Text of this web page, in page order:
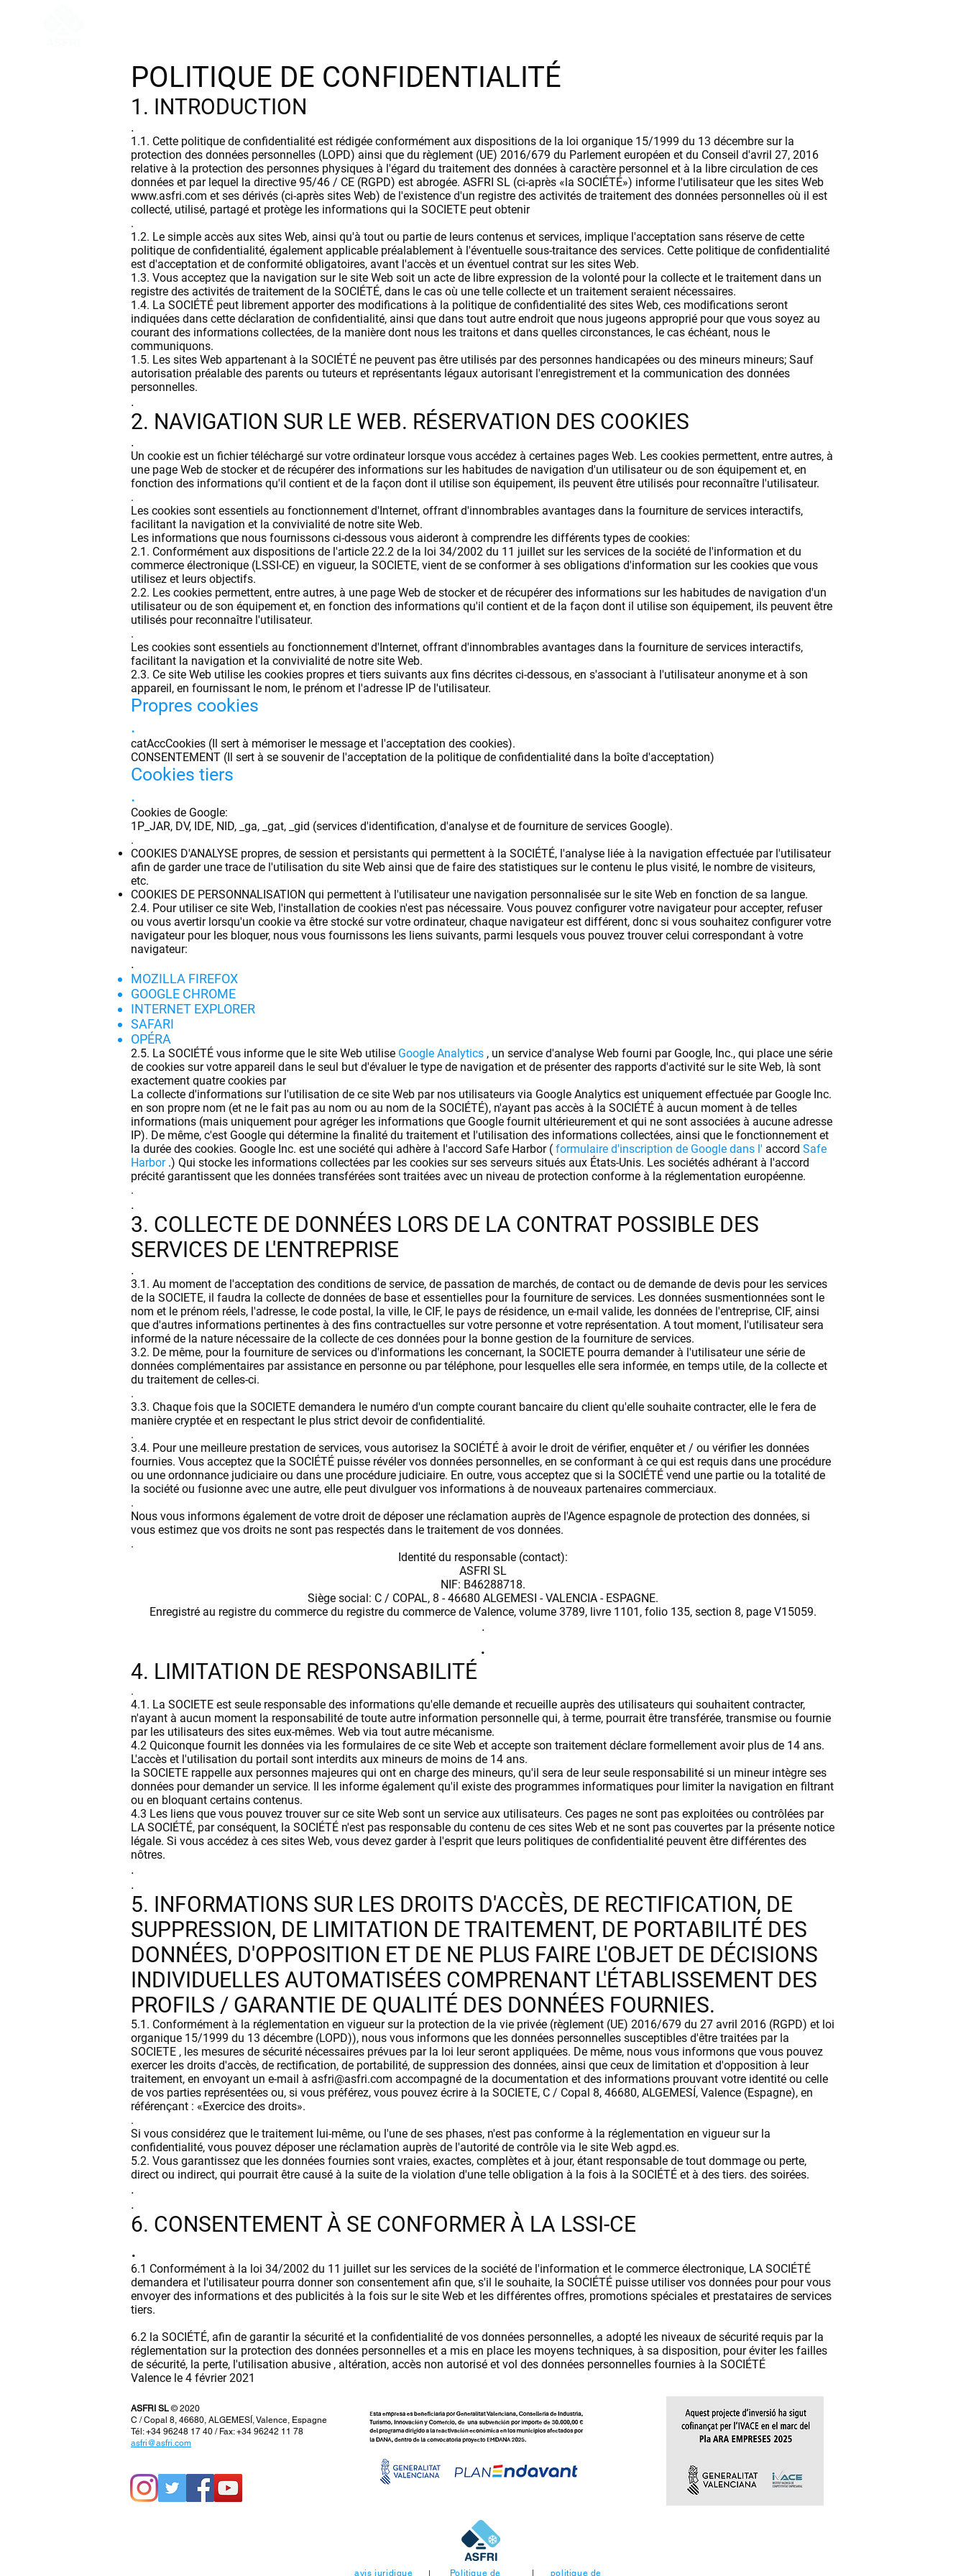
POLITIQUE DE CONFIDENTIALITÉ
1. INTRODUCTION
.
1.1. Cette politique de confidentialité est rédigée conformément aux dispositions de la loi organique 15/1999 du 13 décembre sur la
protection des données personnelles (LOPD) ainsi que du règlement (UE) 2016/679 du Parlement européen et du Conseil d'avril 27, 2016
relative à la protection des personnes physiques à l'égard du traitement des données à caractère personnel et à la libre circulation de ces
données et par lequel la directive 95/46 / CE (RGPD) est abrogée. ASFRI SL (ci-après «la SOCIÉTÉ») informe l'utilisateur que les sites Web
www.asfri.com et ses dérivés (ci-après sites Web) de l'existence d'un registre des activités de traitement des données personnelles où il est
collecté, utilisé, partagé et protège les informations qui la SOCIETE peut obtenir
.
1.2. Le simple accès aux sites Web, ainsi qu'à tout ou partie de leurs contenus et services, implique l'acceptation sans réserve de cette
politique de confidentialité, également applicable préalablement à l'éventuelle sous-traitance des services. Cette politique de confidentialité
est d'acceptation et de conformité obligatoires, avant l'accès et un éventuel contrat sur les sites Web.
1.3. Vous acceptez que la navigation sur le site Web soit un acte de libre expression de la volonté pour la collecte et le traitement dans un
registre des activités de traitement de la SOCIÉTÉ, dans le cas où une telle collecte et un traitement seraient nécessaires.
1.4. La SOCIÉTÉ peut librement apporter des modifications à la politique de confidentialité des sites Web, ces modifications seront
indiquées dans cette déclaration de confidentialité, ainsi que dans tout autre endroit que nous jugeons approprié pour que vous soyez au
courant des informations collectées, de la manière dont nous les traitons et dans quelles circonstances, le cas échéant, nous le
communiquons.
1.5. Les sites Web appartenant à la SOCIÉTÉ ne peuvent pas être utilisés par des personnes handicapées ou des mineurs mineurs; Sauf
autorisation préalable des parents ou tuteurs et représentants légaux autorisant l'enregistrement et la communication des données
personnelles.
.
2. NAVIGATION SUR LE WEB. RÉSERVATION DES COOKIES
.
Un cookie est un fichier téléchargé sur votre ordinateur lorsque vous accédez à certaines pages Web. Les cookies permettent, entre autres, à
une page Web de stocker et de récupérer des informations sur les habitudes de navigation d'un utilisateur ou de son équipement et, en
fonction des informations qu'il contient et de la façon dont il utilise son équipement, ils peuvent être utilisés pour reconnaître l'utilisateur.
.
Les cookies sont essentiels au fonctionnement d'Internet, offrant d'innombrables avantages dans la fourniture de services interactifs,
facilitant la navigation et la convivialité de notre site Web.
Les informations que nous fournissons ci-dessous vous aideront à comprendre les différents types de cookies:
2.1. Conformément aux dispositions de l'article 22.2 de la loi 34/2002 du 11 juillet sur les services de la société de l'information et du
commerce électronique (LSSI-CE) en vigueur, la SOCIETE, vient de se conformer à ses obligations d'information sur les cookies que vous
utilisez et leurs objectifs.
2.2. Les cookies permettent, entre autres, à une page Web de stocker et de récupérer des informations sur les habitudes de navigation d'un
utilisateur ou de son équipement et, en fonction des informations qu'il contient et de la façon dont il utilise son équipement, ils peuvent être
utilisés pour reconnaître l'utilisateur.
.
Les cookies sont essentiels au fonctionnement d'Internet, offrant d'innombrables avantages dans la fourniture de services interactifs,
facilitant la navigation et la convivialité de notre site Web.
2.3. Ce site Web utilise les cookies propres et tiers suivants aux fins décrites ci-dessous, en s'associant à l'utilisateur anonyme et à son
appareil, en fournissant le nom, le prénom et l'adresse IP de l'utilisateur.
Propres cookies
.
catAccCookies (Il sert à mémoriser le message et l'acceptation des cookies).
CONSENTEMENT (Il sert à se souvenir de l'acceptation de la politique de confidentialité dans la boîte d'acceptation)
Cookies tiers
.
Cookies de Google:
1P_JAR, DV, IDE, NID, _ga, _gat, _gid (services d'identification, d'analyse et de fourniture de services Google).
.
COOKIES D'ANALYSE propres, de session et persistants qui permettent à la SOCIÉTÉ, l'analyse liée à la navigation effectuée par l'utilisateur
afin de garder une trace de l'utilisation du site Web ainsi que de faire des statistiques sur le contenu le plus visité, le nombre de visiteurs,
etc.
COOKIES DE PERSONNALISATION qui permettent à l'utilisateur une navigation personnalisée sur le site Web en fonction de sa langue.
2.4. Pour utiliser ce site Web, l'installation de cookies n'est pas nécessaire. Vous pouvez configurer votre navigateur pour accepter, refuser
ou vous avertir lorsqu'un cookie va être stocké sur votre ordinateur, chaque navigateur est différent, donc si vous souhaitez configurer votre
navigateur pour les bloquer, nous vous fournissons les liens suivants, parmi lesquels vous pouvez trouver celui correspondant à votre
navigateur:
.
MOZILLA FIREFOX
GOOGLE CHROME
INTERNET EXPLORER
SAFARI
OPÉRA
2.5. La SOCIÉTÉ vous informe que le site Web utilise Google Analytics , un service d'analyse Web fourni par Google, Inc., qui place une série
de cookies sur votre appareil dans le seul but d'évaluer le type de navigation et de présenter des rapports d'activité sur le site Web, là sont
exactement quatre cookies par
La collecte d'informations sur l'utilisation de ce site Web par nos utilisateurs via Google Analytics est uniquement effectuée par Google Inc.
en son propre nom (et ne le fait pas au nom ou au nom de la SOCIÉTÉ), n'ayant pas accès à la SOCIÉTÉ à aucun moment à de telles
informations (mais uniquement pour agréger les informations que Google fournit ultérieurement et qui ne sont associées à aucune adresse
IP). De même, c'est Google qui détermine la finalité du traitement et l'utilisation des informations collectées, ainsi que le fonctionnement et
la durée des cookies. Google Inc. est une société qui adhère à l'accord Safe Harbor ( formulaire d'inscription de Google dans l' accord Safe
Harbor.) Qui stocke les informations collectées par les cookies sur ses serveurs situés aux États-Unis. Les sociétés adhérant à l'accord
précité garantissent que les données transférées sont traitées avec un niveau de protection conforme à la réglementation européenne.
.
.
3. COLLECTE DE DONNÉES LORS DE LA CONTRAT POSSIBLE DES
SERVICES DE L'ENTREPRISE
.
3.1. Au moment de l'acceptation des conditions de service, de passation de marchés, de contact ou de demande de devis pour les services
de la SOCIETE, il faudra la collecte de données de base et essentielles pour la fourniture de services. Les données susmentionnées sont le
nom et le prénom réels, l'adresse, le code postal, la ville, le CIF, le pays de résidence, un e-mail valide, les données de l'entreprise, CIF, ainsi
que d'autres informations pertinentes à des fins contractuelles sur votre personne et votre représentation. A tout moment, l'utilisateur sera
informé de la nature nécessaire de la collecte de ces données pour la bonne gestion de la fourniture de services.
3.2. De même, pour la fourniture de services ou d'informations les concernant, la SOCIETE pourra demander à l'utilisateur une série de
données complémentaires par assistance en personne ou par téléphone, pour lesquelles elle sera informée, en temps utile, de la collecte et
du traitement de celles-ci.
.
3.3. Chaque fois que la SOCIETE demandera le numéro d'un compte courant bancaire du client qu'elle souhaite contracter, elle le fera de
manière cryptée et en respectant le plus strict devoir de confidentialité.
.
3.4. Pour une meilleure prestation de services, vous autorisez la SOCIÉTÉ à avoir le droit de vérifier, enquêter et / ou vérifier les données
fournies. Vous acceptez que la SOCIÉTÉ puisse révéler vos données personnelles, en se conformant à ce qui est requis dans une procédure
ou une ordonnance judiciaire ou dans une procédure judiciaire. En outre, vous acceptez que si la SOCIÉTÉ vend une partie ou la totalité de
la société ou fusionne avec une autre, elle peut divulguer vos informations à de nouveaux partenaires commerciaux.
.
Nous vous informons également de votre droit de déposer une réclamation auprès de l'Agence espagnole de protection des données, si
vous estimez que vos droits ne sont pas respectés dans le traitement de vos données.
.
Identité du responsable (contact):
ASFRI SL
NIF: B46288718.
Siège social: C / COPAL, 8 - 46680 ALGEMESI - VALENCIA - ESPAGNE.
Enregistré au registre du commerce du registre du commerce de Valence, volume 3789, livre 1101, folio 135, section 8, page V15059.
.
.
4. LIMITATION DE RESPONSABILITÉ
.
4.1. La SOCIETE est seule responsable des informations qu'elle demande et recueille auprès des utilisateurs qui souhaitent contracter,
n'ayant à aucun moment la responsabilité de toute autre information personnelle qui, à terme, pourrait être transférée, transmise ou fournie
par les utilisateurs des sites eux-mêmes. Web via tout autre mécanisme.
4.2 Quiconque fournit les données via les formulaires de ce site Web et accepte son traitement déclare formellement avoir plus de 14 ans.
L'accès et l'utilisation du portail sont interdits aux mineurs de moins de 14 ans.
la SOCIETE rappelle aux personnes majeures qui ont en charge des mineurs, qu'il sera de leur seule responsabilité si un mineur intègre ses
données pour demander un service. Il les informe également qu'il existe des programmes informatiques pour limiter la navigation en filtrant
ou en bloquant certains contenus.
4.3 Les liens que vous pouvez trouver sur ce site Web sont un service aux utilisateurs. Ces pages ne sont pas exploitées ou contrôlées par
LA SOCIÉTÉ, par conséquent, la SOCIÉTÉ n'est pas responsable du contenu de ces sites Web et ne sont pas couvertes par la présente notice
légale. Si vous accédez à ces sites Web, vous devez garder à l'esprit que leurs politiques de confidentialité peuvent être différentes des
nôtres.
.
.
5. INFORMATIONS SUR LES DROITS D'ACCÈS, DE RECTIFICATION, DE
SUPPRESSION, DE LIMITATION DE TRAITEMENT, DE PORTABILITÉ DES
DONNÉES, D'OPPOSITION ET DE NE PLUS FAIRE L'OBJET DE DÉCISIONS
INDIVIDUELLES AUTOMATISÉES COMPRENANT L'ÉTABLISSEMENT DES
PROFILS / GARANTIE DE QUALITÉ DES DONNÉES FOURNIES.
5.1. Conformément à la réglementation en vigueur sur la protection de la vie privée (règlement (UE) 2016/679 du 27 avril 2016 (RGPD) et loi
organique 15/1999 du 13 décembre (LOPD)), nous vous informons que les données personnelles susceptibles d'être traitées par la
SOCIETE , les mesures de sécurité nécessaires prévues par la loi leur seront appliquées. De même, nous vous informons que vous pouvez
exercer les droits d'accès, de rectification, de portabilité, de suppression des données, ainsi que ceux de limitation et d'opposition à leur
traitement, en envoyant un e-mail à asfri@asfri.com accompagné de la documentation et des informations prouvant votre identité ou celle
de vos parties représentées ou, si vous préférez, vous pouvez écrire à la SOCIETE, C / Copal 8, 46680, ALGEMESÍ, Valence (Espagne), en
référençant : «Exercice des droits».
.
Si vous considérez que le traitement lui-même, ou l'une de ses phases, n'est pas conforme à la réglementation en vigueur sur la
confidentialité, vous pouvez déposer une réclamation auprès de l'autorité de contrôle via le site Web agpd.es.
5.2. Vous garantissez que les données fournies sont vraies, exactes, complètes et à jour, étant responsable de tout dommage ou perte,
direct ou indirect, qui pourrait être causé à la suite de la violation d'une telle obligation à la fois à la SOCIÉTÉ et à des tiers. des soirées.
.
.
6. CONSENTEMENT À SE CONFORMER À LA LSSI-CE
.
6.1 Conformément à la loi 34/2002 du 11 juillet sur les services de la société de l'information et le commerce électronique, LA SOCIÉTÉ
demandera et l'utilisateur pourra donner son consentement afin que, s'il le souhaite, la SOCIÉTÉ puisse utiliser vos données pour pour vous
envoyer des informations et des publicités à la fois sur le site Web et les différentes offres, promotions spéciales et prestataires de services
tiers.
6.2 la SOCIÉTÉ, afin de garantir la sécurité et la confidentialité de vos données personnelles, a adopté les niveaux de sécurité requis par la
réglementation sur la protection des données personnelles et a mis en place les moyens techniques, à sa disposition, pour éviter les failles
de sécurité, la perte, l'utilisation abusive , altération, accès non autorisé et vol des données personnelles fournies à la SOCIÉTÉ
Valence le 4 février 2021
ASFRI SL© 2020
C / Copal 8, 46680, ALGEMESÍ, Valence, Espagne
Tél: +34 96248 17 40 / Fax: +34 96242 11 78
asfri@asfri.com
avis juridique Politique de politique de